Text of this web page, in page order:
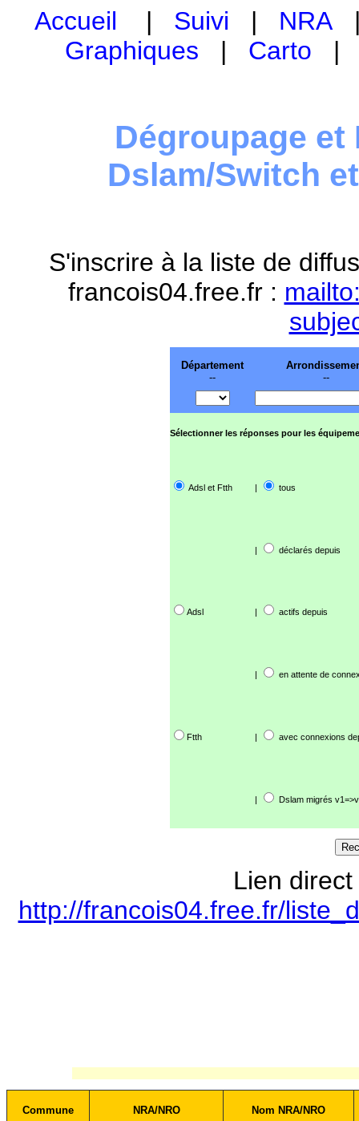
Accueil | Suivi | NRA
Graphiques | Carto
Dégroupage et
Dslam/Switch
S'inscrire à la liste de
francois04.free.fr :
Département
--
--
Sélectionner les réponses pour les
Adsl et Ftth | tous
| déclarés depuis
Adsl | actifs depuis
| en attente de
Ftth | avec connexions
| Dslam migrés
Lien
http://francois04.free.fr/
Commune NRA/NRO Nom NRA/NRO